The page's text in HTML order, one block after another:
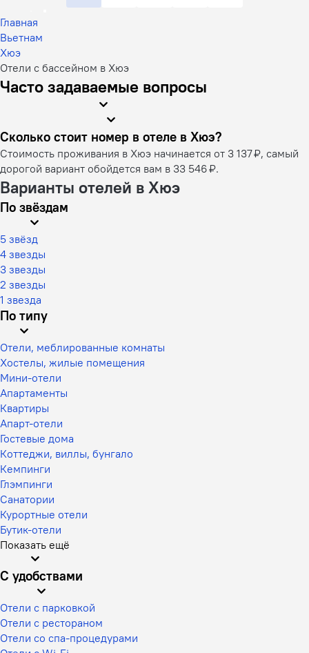
Главная
Вьетнам
Хюэ
Отели с бассейном в Хюэ
Часто задаваемые вопросы
Сколько стоит номер в отеле в Хюэ?
Стоимость проживания в Хюэ начинается от 3 137 ₽, самый
дорогой вариант обойдется вам в 33 546 ₽.
Варианты отелей в Хюэ
По звёздам
5 звёзд
4 звезды
3 звезды
2 звезды
1 звезда
По типу
Отели, меблированные комнаты
Хостелы, жилые помещения
Мини-отели
Апартаменты
Квартиры
Апарт-отели
Гостевые дома
Коттеджи, виллы, бунгало
Кемпинги
Глэмпинги
Санатории
Курортные отели
Бутик-отели
Показать ещё
С удобствами
Отели с парковкой
Отели с рестораном
Отели со спа-процедурами